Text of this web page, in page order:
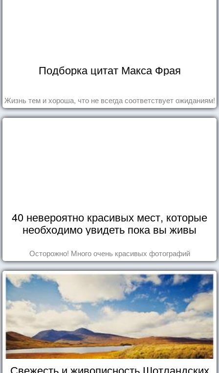
Подборка цитат Макса Фрая
Жизнь тем и хороша, что не всегда соответствует ожиданиям!
40 невероятно красивых мест, которые
необходимо увидеть пока вы живы
Осторожно! Много очень красивых фотографий